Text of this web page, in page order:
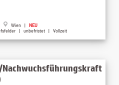
Wien | NEU
| unbefristet | Vollzeit
Nachwuchsführungskraft